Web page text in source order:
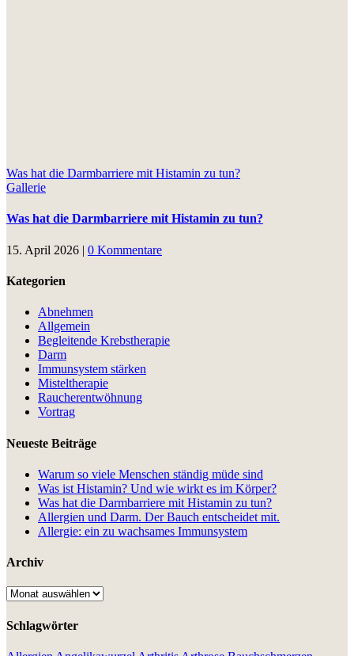
Was hat die Darmbarriere mit Histamin zu tun?
Gallerie
Was hat die Darmbarriere mit Histamin zu tun?
15. April 2026 | 0 Kommentare
Kategorien
Abnehmen
Allgemein
Begleitende Krebstherapie
Darm
Immunsystem stärken
Misteltherapie
Raucherentwöhnung
Vortrag
Neueste Beiträge
Warum so viele Menschen ständig müde sind
Was ist Histamin? Und wie wirkt es im Körper?
Was hat die Darmbarriere mit Histamin zu tun?
Allergien und Darm. Der Bauch entscheidet mit.
Allergie: ein zu wachsames Immunsystem
Archiv
Archiv
Schlagwörter